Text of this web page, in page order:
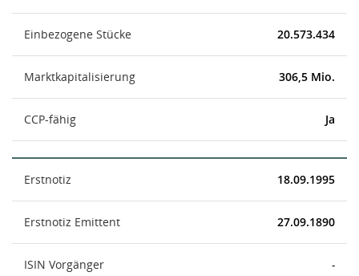
Einbezogene Stücke 20.573.434
Marktkapitalisierung 306,5 Mio.
CCP-fähig Ja
Erstnotiz 18.09.1995
Erstnotiz Emittent 27.09.1890
ISIN Vorgänger -